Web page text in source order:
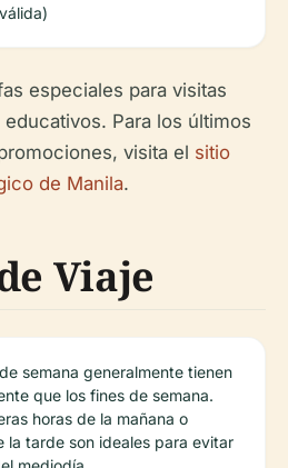
especiales para visitas
Para los últimos
visita el sitio
de Manila.
Viaje
semana generalmente tienen
que los fines de semana.
horas de la mañana o
la tarde son ideales para evitar